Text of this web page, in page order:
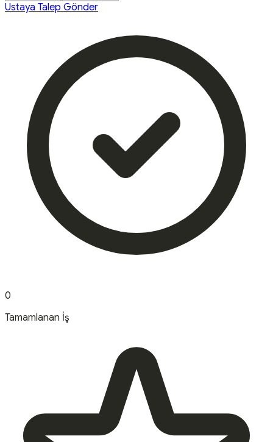
Ustaya Talep Gönder
0
Tamamlanan İş